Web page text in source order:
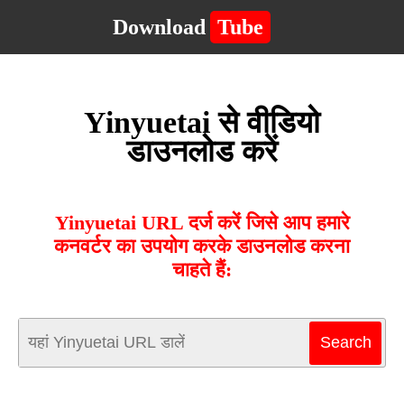
Download Tube
Yinyuetai से वीडियो
डाउनलोड करें
Yinyuetai URL दर्ज करें जिसे आप हमारे
कनवर्टर का उपयोग करके डाउनलोड करना
चाहते हैं: